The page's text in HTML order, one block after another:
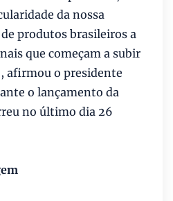
da nossa
produtos brasileiros a
que começam a subir
afirmou o presidente
o lançamento da
no último dia 26